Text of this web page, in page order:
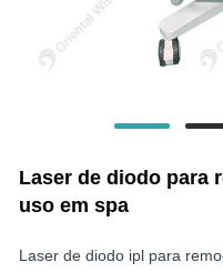
Laser de diodo para
uso em spa
Laser de diodo ipl para